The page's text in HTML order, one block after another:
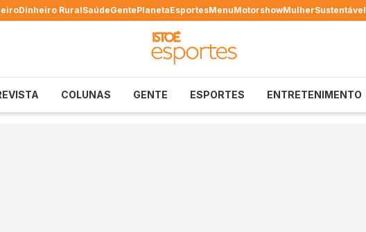
Dinheiro RuralSaúdeGentePlanetaEsportesMenuMotorshowMulherSustentável
COLUNAS GENTE ESPORTES ENTRETENIMENTO